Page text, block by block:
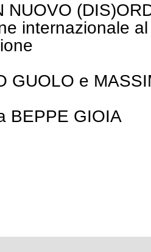
NUOVO
internazionale
GUOLO e
BEPPE GIOIA